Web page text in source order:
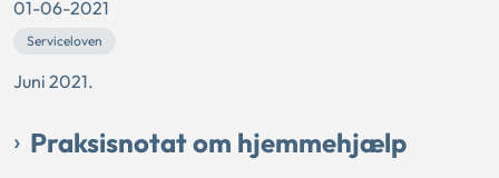
01-06-2021
Serviceloven
Juni 2021.
Praksisnotat om hjemmehjælp